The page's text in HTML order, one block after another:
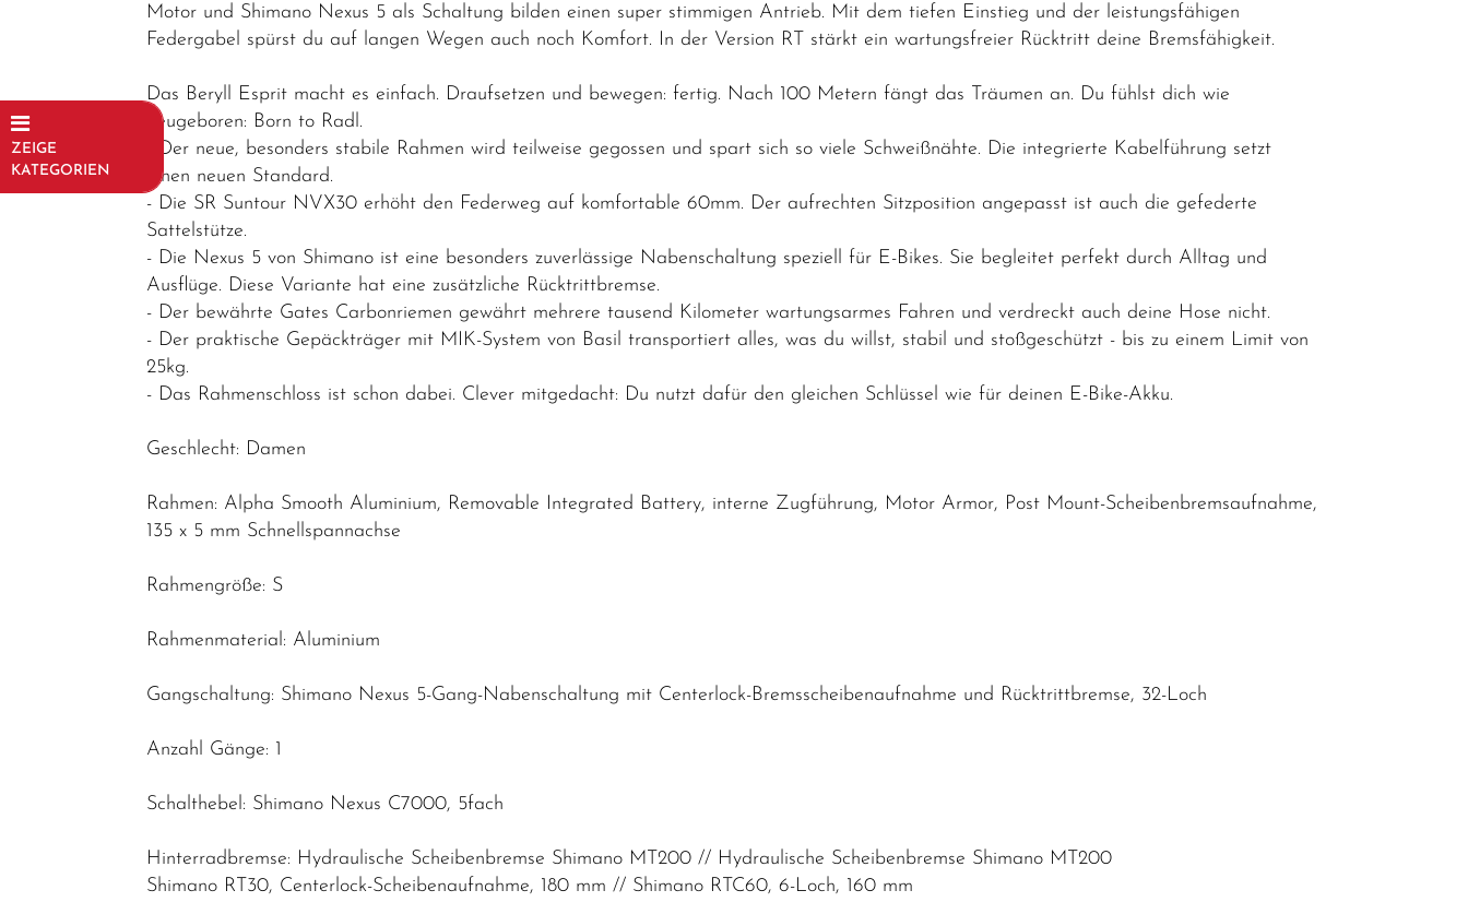
ZEIGE
KATEGORIEN
Jugendfahrräder
Motor und Shimano Nexus 5 als Schaltung bilden einen super stimmigen Antrieb. Mit dem tiefen Einstieg und der leistungsfähigen
Federgabel spürst du auf langen Wegen auch noch Komfort. In der Version RT stärkt ein wartungsfreier Rücktritt deine Bremsfähigkeit.
Das Beryll Esprit macht es einfach. Draufsetzen und bewegen: fertig. Nach 100 Metern fängt das Träumen an. Du fühlst dich wie
neugeboren: Born to Radl.
- Der neue, besonders stabile Rahmen wird teilweise gegossen und spart sich so viele Schweißnähte. Die integrierte Kabelführung setzt
einen neuen Standard.
- Die SR Suntour NVX30 erhöht den Federweg auf komfortable 60mm. Der aufrechten Sitzposition angepasst ist auch die gefederte
Sattelstütze.
- Die Nexus 5 von Shimano ist eine besonders zuverlässige Nabenschaltung speziell für E-Bikes. Sie begleitet perfekt durch Alltag und
Ausflüge. Diese Variante hat eine zusätzliche Rücktrittbremse.
- Der bewährte Gates Carbonriemen gewährt mehrere tausend Kilometer wartungsarmes Fahren und verdreckt auch deine Hose nicht.
- Der praktische Gepäckträger mit MIK-System von Basil transportiert alles, was du willst, stabil und stoßgeschützt - bis zu einem Limit von
25kg.
- Das Rahmenschloss ist schon dabei. Clever mitgedacht: Du nutzt dafür den gleichen Schlüssel wie für deinen E-Bike-Akku.
Geschlecht: Damen
Rahmen: Alpha Smooth Aluminium, Removable Integrated Battery, interne Zugführung, Motor Armor, Post Mount-Scheibenbremsaufnahme,
135 x 5 mm Schnellspannachse
Rahmengröße: S
Rahmenmaterial: Aluminium
Gangschaltung: Shimano Nexus 5-Gang-Nabenschaltung mit Centerlock-Bremsscheibenaufnahme und Rücktrittbremse, 32-Loch
Anzahl Gänge: 1
Schalthebel: Shimano Nexus C7000, 5fach
Hinterradbremse: Hydraulische Scheibenbremse Shimano MT200 // Hydraulische Scheibenbremse Shimano MT200
Shimano RT30, Centerlock-Scheibenaufnahme, 180 mm // Shimano RTC60, 6-Loch, 160 mm